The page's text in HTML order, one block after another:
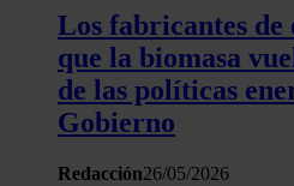
Los fabricantes de
que la biomasa
de las políticas
Gobierno
Redacción26/05/2026